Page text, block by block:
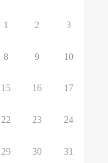
1 2 3
8 9 10
15 16 17
22 23 24
29 30 31